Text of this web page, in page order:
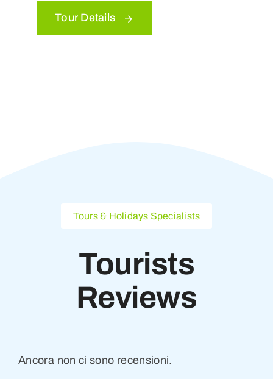
Tour Details
Tours & Holidays Specialists
Tourists
Reviews
Ancora non ci sono recensioni.